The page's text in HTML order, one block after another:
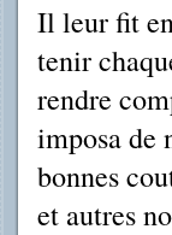
Il leur fit
tenir
rendre
imposa de
bonnes
et autres